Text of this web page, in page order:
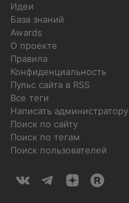
Идеи
База знаний
Awards
О проекте
Правила
Конфиденциальность
Пульс сайта в RSS
Все теги
Написать администратору
Поиск по сайту
Поиск по тегам
Поиск пользователей